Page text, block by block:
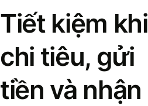
Tiết kiệm khi
chi tiêu, gửi
tiền và nhận